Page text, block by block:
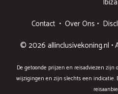
Contact • Over Ons •
© 2026 allinclusivekoning.nl •
De getoonde prijzen en reisadviezen zijn
wijzigingen en zijn slechts een indicatie.